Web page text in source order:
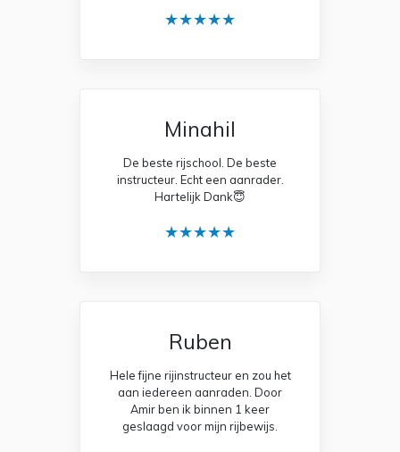
★★★★★
Minahil
De beste rijschool. De beste
instructeur. Echt een aanrader.
Hartelijk Dank😇
★★★★★
Ruben
Hele fijne rijinstructeur en zou het
aan iedereen aanraden. Door
Amir ben ik binnen 1 keer
geslaagd voor mijn rijbewijs.